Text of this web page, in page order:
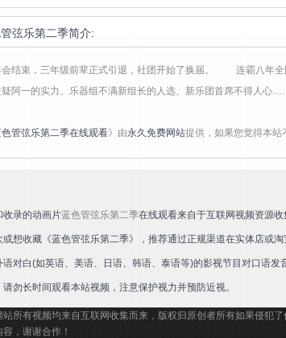
弦乐第二季简介:
会结束，三年级前辈正式引退，社团开始了换届。 连霸八年
阿一的实力、乐器组不满新组长的人选、新乐团首席不得人心
管弦乐第二季在线观看》由永久免费网站提供，如果您觉得本站
收录的动画片蓝色管弦乐第二季在线观看来自于互联网视频资源
想收藏《蓝色管弦乐第二季》，推荐通过正规渠道在实体店或淘
语对白(如英语、美语、日语、韩语、泰语等)的影视节目对口语发
勿长时间观看本站视频，注意保护视力并预防近视。
站所有视频均来自互联网收集而来，版权归原创者所有如果侵犯
，谢谢合作！